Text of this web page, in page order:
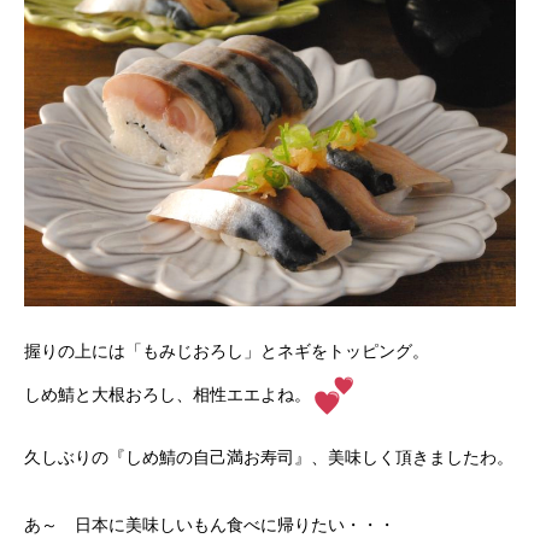
握りの上には「もみじおろし」とネギをトッピング。
しめ鯖と大根おろし、相性エエよね。
久しぶりの『しめ鯖の自己満お寿司』、美味しく頂きましたわ。
あ～ 日本に美味しいもん食べに帰りたい・・・